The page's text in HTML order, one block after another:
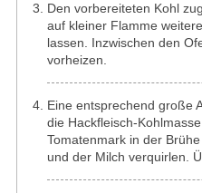
Den vorbereiteten Kohl
auf kleiner Flamme
lassen. Inzwischen den
vorheizen.
Eine entsprechend große
die Hackfleisch-
Tomatenmark in der
und der Milch verquirlen.